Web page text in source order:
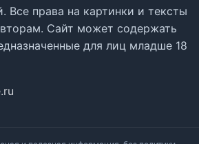
Все права на картинки и тексты
Сайт может содержать
для лиц младше 18